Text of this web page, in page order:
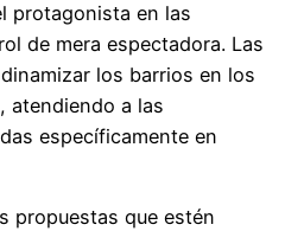
protagonista en las
de mera espectadora. Las
los barrios en los
atendiendo a las
específicamente en
propuestas que estén